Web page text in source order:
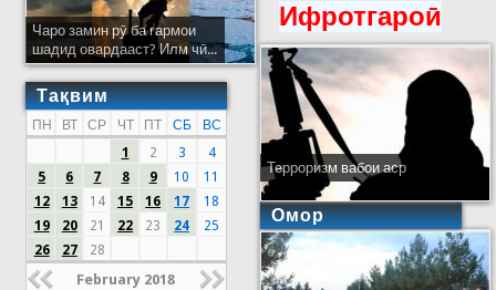
Чаро замин рӯ ба гармои
шадид овардааст? Илм чӣ...
Тақвим
ПН ВТ СР ЧТ ПТ СБ
ВС
1
2 3
4
5
6 7 8 9 10
11
12
13 14 15 16 17
18
19
20 21 22 23 24
25
26
27 28
February 2018
Ифротгароӣ
Терроризм вабои аср
Омор